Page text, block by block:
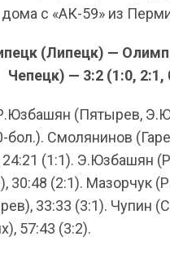
с «АК-59» из
(Липецк) —
Чепецк) — 3:2 (1:0, 2:1,
(Пятырев,
бол.). Смолянинов
24:21 (1:1). Э.Юзбашян
30:48 (2:1). Мазорчук
33:33 (3:1). Чупин
57:43 (3:2).